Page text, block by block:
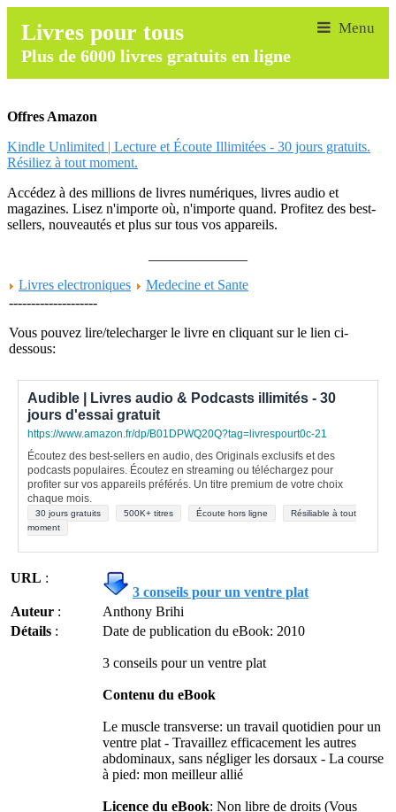
Livres pour tous
Plus de 6000 livres gratuits en ligne
Offres Amazon
Kindle Unlimited | Lecture et Écoute Illimitées - 30 jours gratuits.
Résiliez à tout moment.
Accédez à des millions de livres numériques, livres audio et
magazines. Lisez n'importe où, n'importe quand. Profitez des best-
sellers, nouveautés et plus sur tous vos appareils.
Livres electroniques
Medecine et Sante
--------------------
Vous pouvez lire/telecharger le livre en cliquant sur le lien ci-
dessous:
Audible | Livres audio & Podcasts illimités - 30
jours d'essai gratuit
https://www.amazon.fr/dp/B01DPWQ20Q?tag=livrespourt0c-21
Écoutez des best-sellers en audio, des Originals exclusifs et des
podcasts populaires. Écoutez en streaming ou téléchargez pour
profiter sur vos appareils préférés. Un titre premium de votre choix
chaque mois.
30 jours gratuits 500K+ titres Écoute hors ligne
Résiliable à tout
moment
URL :
3 conseils pour un ventre plat
Auteur :
Anthony Brihi
Détails : Date de publication du eBook: 2010
3 conseils pour un ventre plat
Contenu du eBook
Le muscle transverse: un travail quotidien pour un
ventre plat - Travaillez efficacement les autres
abdominaux, sans négliger les dorsaux - La course
à pied: mon meilleur allié
Licence du eBook: Non libre de droits (Vous